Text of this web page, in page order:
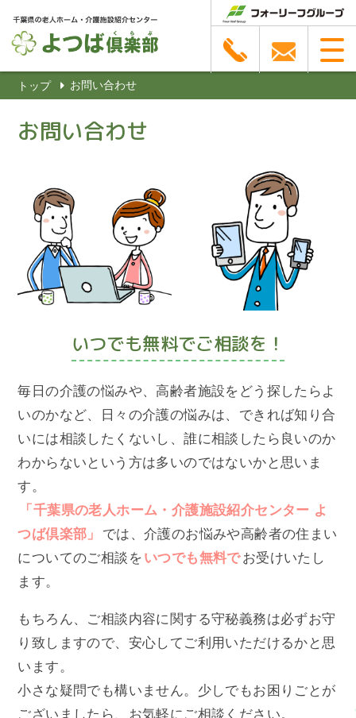
トップ お問い合わせ
お問い合わせ
いつでも無料でご相談を！
毎日の介護の悩みや、高齢者施設をどう探したらよ
いのかなど、日々の介護の悩みは、できれば知り合
いには相談したくないし、誰に相談したら良いのか
わからないという方は多いのではないかと思いま
す。
「千葉県の老人ホーム・介護施設紹介センター よ
つば倶楽部」
では、介護のお悩みや高齢者の住まい
についてのご相談を いつでも無料でお受けいたし
ます。
もちろん、ご相談内容に関する守秘義務は必ずお守
り致しますので、安心してご利用いただけるかと思
います。
小さな疑問でも構いません。少しでもお困りごとが
ございましたら、お気軽にご相談ください。